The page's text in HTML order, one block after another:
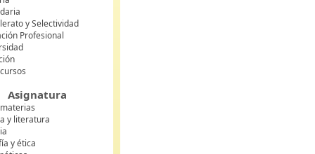
y Selectividad
Profesional
Asignatura
y literatura
y ética